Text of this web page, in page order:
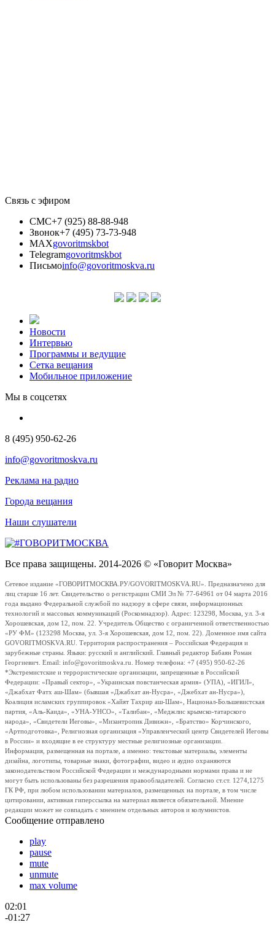
Связь с эфиром
СМС+7 (925) 88-88-948
Звонок+7 (495) 73-73-948
MAXgovoritmskbot
Telegramgovoritmskbot
Письмоinfo@govoritmoskva.ru
Новости
Интервью
Программы и ведущие
Сетка вещания
Мобильное приложение
Мы в соцсетях
8 (495) 950-62-26
info@govoritmoskva.ru
Реклама на радио
Города вещания
Наши слушатели
Все права защищены. 2014-2026 © «Говорит Москва»
Сетевое издание «ГОВОРИТМОСКВА.РУ/GOVORITMOSKVA.RU». Предназначено для
лиц старше 16 лет. Свидетельство о регистрации СМИ Эл № 77-64961 от 04 марта 2016
года выдано Федеральной службой по надзору в сфере связи, информационных
технологий и массовых коммуникаций (Роскомнадзор). Адрес: 123298, Москва, ул. 3-я
Хорошевская, дом 12, пом. 22. Учредитель Общество с ограниченной ответственностью
«РУ ФМ» (123298 Москва, ул. 3-я Хорошевская, дом 12, пом. 22). Доменное имя сайта
GOVORITMOSKVA.RU. Территория распространения – Российская Федерация и
зарубежные страны. Языки: русский и английский. Главный редактор Бабаян Роман
Георгиевич. Email: info@govoritmoskva.ru. Номер телефона: +7 (495) 950-62-26
*Экстремистские и террористические организации, запрещенные в Российской
Федерации: «Правый сектор», «Украинская повстанческая армия» (УПА), «ИГИЛ»,
«Джабхат Фатх аш-Шам» (бывшая «Джабхат ан-Нусра», «Джебхат ан-Нусра»),
Коалиция исламских группировок «Хайят Тахрир аш-Шам», Национал-Большевистская
партия, «Аль-Каида», «УНА-УНСО», «Талибан», «Меджлис крымско-татарского
народа», «Свидетели Иеговы», «Мизантропик Дивижн», «Братство» Корчинского,
«Артподготовка», Религиозная организация «Управленческий центр Свидетелей Иеговы
в России» и входящие в ее структуру местные религиозные организации.
Информация, размещенная на портале, а именно: текстовые материалы, элементы
дизайна, логотипы, товарные знаки, фотографии, видео и аудио охраняются
законодательством Российской Федерации и международными нормами права и не
могут быть использованы без разрешения правообладателей. Согласно ст.ст. 1274,1275
ГК РФ, при любом использовании материалов, размещенных на портале, в том числе
цитировании, активная гиперссылка на материал является обязательной. Мнение
редакции может не совпадать с мнением отдельных авторов и колумнистов.
Сообщение отправлено
play
pause
mute
unmute
max volume
02:01
-01:27